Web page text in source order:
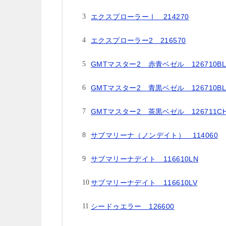
エクスプローラーⅠ 214270
エクスプローラー2 216570
GMTマスター2 赤青ベゼル
GMTマスター2 青黒ベゼル
GMTマスター2 茶黒ベゼル
サブマリーナ（ノンデイト） 114060
サブマリーナデイト 116610LN
サブマリーナデイト 116610LV
シードゥエラー 126600